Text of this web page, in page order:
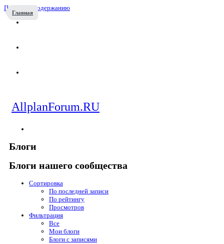
Перейти к содержанию
Главная
AllplanForum.RU
Блоги
Блоги нашего сообщества
Сортировка
По последней записи
По рейтингу
Просмотров
Фильтрация
Все
Мои блоги
Блоги с записями